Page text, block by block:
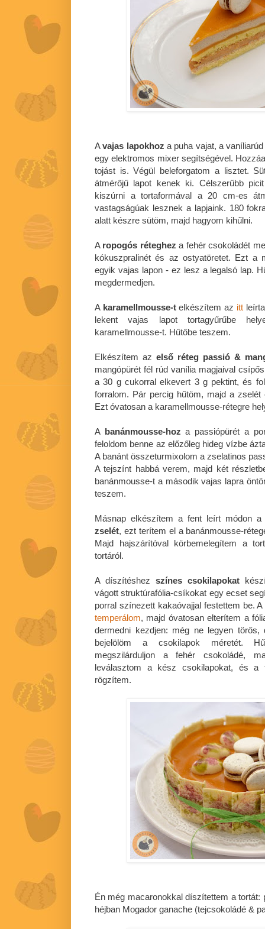
Avajas lapokhoz a puha vajat, a
egy elektromos mixer segítségével.
tojást is. Végül beleforgatom a lisztet.
átmérőjű lapot kenek ki. Célszerűbb
kiszúrni a tortaformával a 20 cm-es
vastagságúak lesznek a lapjaink. 180
alatt készre sütöm, majd hagyom kihűlni.
A ropogós réteghez a fehér csokoládét
kókuszpralinét és az ostyatöretet. Ezt a
egyik vajas lapon - ez lesz a legalsó lap.
megdermedjen.
A karamellmousse-telkészítem az itt
lekent vajas lapot tortagyűrűbe
karamellmousse-t. Hűtőbe teszem.
Elkészítem az első réteg passió &
mangópürét fél rúd vanília magjaival
a 30 g cukorral elkevert 3 g pektint, és
forralom. Pár percig hűtöm, majd a
Ezt óvatosan a karamellmousse-rétegre
A banánmousse-hoz a passiópürét a
feloldom benne az előzőleg hideg vízbe
A banánt összeturmixolom a zselatinos
A tejszínt habbá verem, majd két
banánmousse-t a második vajas lapra
teszem.
Másnap elkészítem a fent leírt módon
zselét, ezt terítem el a banánmousse-
Majd hajszárítóval körbemelegítem a
tortáról.
A díszítéshez színes csokilapokat
vágott struktúrafólia-csíkokat egy ecset
porral színezett kakaóvajjal festettem be.
temperálom, majd óvatosan elterítem a
dermedni kezdjen: még ne legyen
bejelölöm a csokilapok méretét.
megszilárduljon a fehér csokoládé,
leválasztom a kész csokilapokat, és a
rögzítem.
Én még macaronokkal díszítettem a
héjban Mogador ganache (tejcsokoládé &